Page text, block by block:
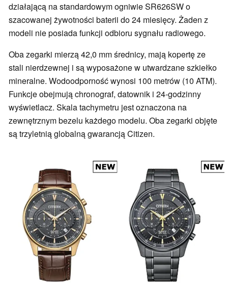
działającą na standardowym ogniwie SR626SW o
szacowanej żywotności baterii do 24 miesięcy. Żaden z
modeli nie posiada funkcji odbioru sygnału radiowego.
Oba zegarki mierzą 42,0 mm średnicy, mają kopertę ze
stali nierdzewnej i są wyposażone w utwardzane szkiełko
mineralne. Wodoodporność wynosi 100 metrów (10 ATM).
Funkcje obejmują chronograf, datownik i 24-godzinny
wyświetlacz. Skala tachymetru jest oznaczona na
zewnętrznym bezelu każdego modelu. Oba zegarki objęte
są trzyletnią globalną gwarancją Citizen.